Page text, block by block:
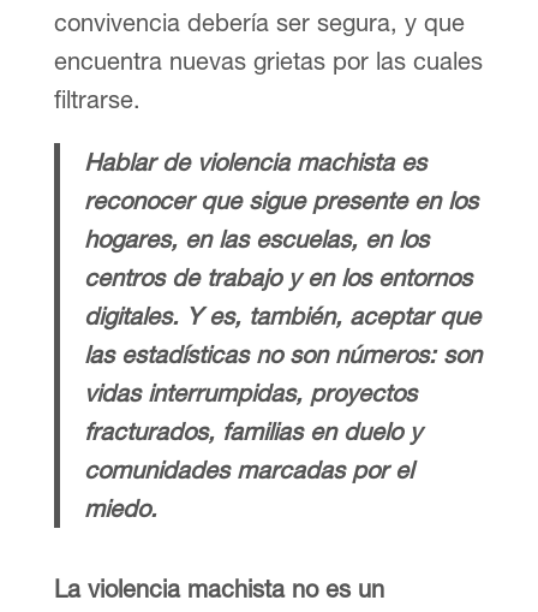
convivencia debería ser segura, y que
encuentra nuevas grietas por las cuales
filtrarse.
Hablar de violencia machista es
reconocer que sigue presente en los
hogares, en las escuelas, en los
centros de trabajo y en los entornos
digitales. Y es, también, aceptar que
las estadísticas no son números: son
vidas interrumpidas, proyectos
fracturados, familias en duelo y
comunidades marcadas por el
miedo.
La violencia machista no es un